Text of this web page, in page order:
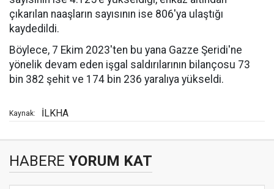
çıkarılan naaşların sayısının ise 806'ya ulaştığı
kaydedildi.
Böylece, 7 Ekim 2023'ten bu yana Gazze Şeridi'ne
yönelik devam eden işgal saldırılarının bilançosu 73
bin 382 şehit ve 174 bin 236 yaralıya yükseldi.
Kaynak: İLKHA
HABERE YORUM KAT